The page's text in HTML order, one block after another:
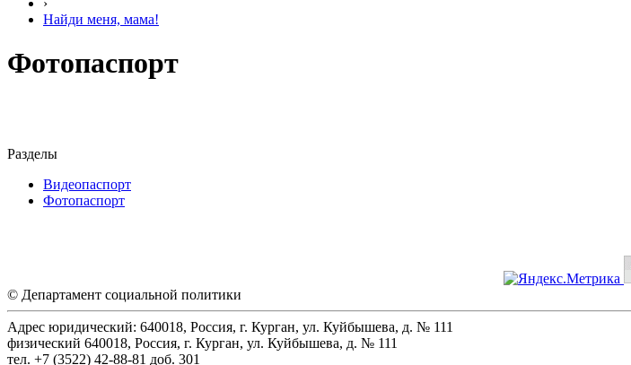
›
Найди меня, мама!
Фотопаспорт
Разделы
Видеопаспорт
Фотопаспорт
© Департамент социальной политики
Адрес юридический: 640018, Россия, г. Курган, ул. Куйбышева, д. № 111
физический 640018, Россия, г. Курган, ул. Куйбышева, д. № 111
тел. +7 (3522) 42-88-81 доб. 301